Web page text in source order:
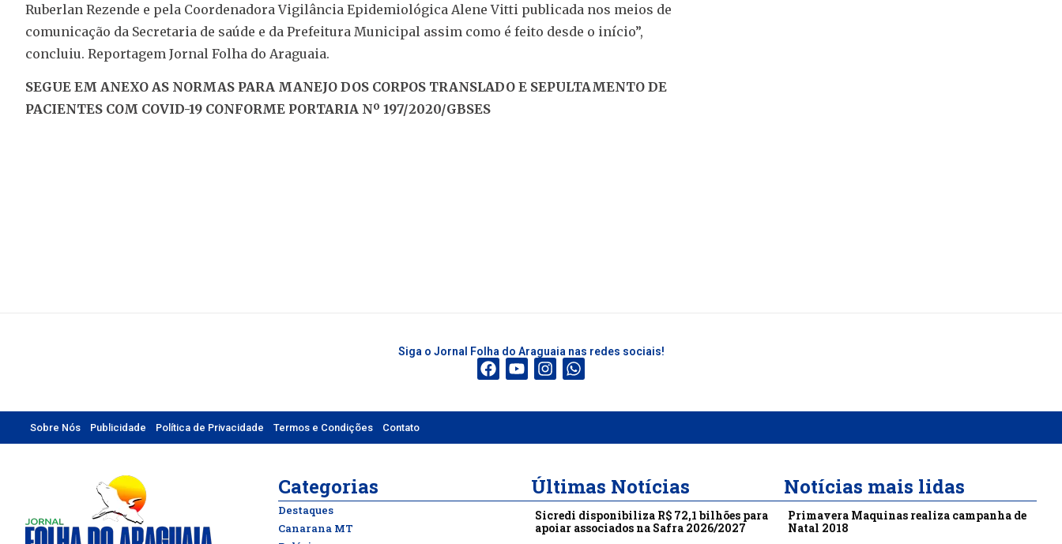
Ruberlan Rezende e pela Coordenadora Vigilância Epidemiológica Alene Vitti publicada nos meios de
comunicação da Secretaria de saúde e da Prefeitura Municipal assim como é feito desde o início”,
concluiu. Reportagem Jornal Folha do Araguaia.
SEGUE EM ANEXO AS NORMAS PARA MANEJO DOS CORPOS TRANSLADO E SEPULTAMENTO DE
PACIENTES COM COVID-19 CONFORME PORTARIA Nº 197/2020/GBSES
Siga o Jornal Folha do Araguaia nas redes sociais!
Sobre Nós Publicidade Política de Privacidade Termos e Condições Contato
Categorias
Destaques
Canarana MT
Últimas Notícias
Sicredi disponibiliza R$ 72,1 bilhões para
apoiar associados na Safra 2026/2027
Notícias mais lidas
Primavera Maquinas realiza campanha de
Natal 2018